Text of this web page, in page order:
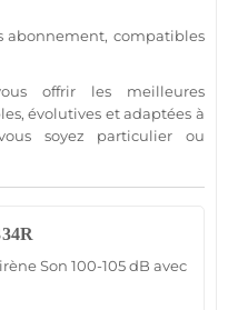
abonnement,compatibles
offrir les meilleures
évolutives et adaptées à
soyez particulier ou
Son 100-105 dB avec